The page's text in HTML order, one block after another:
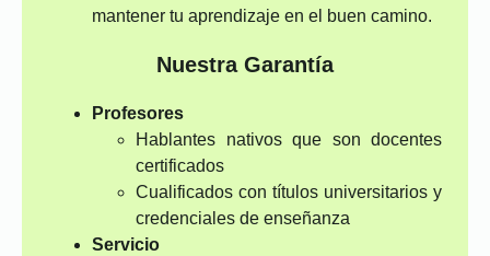
mantener tu aprendizaje en el buen camino.
Nuestra Garantía
Profesores
Hablantes nativos que son docentes
certificados
Cualificados con títulos universitarios y
credenciales de enseñanza
Servicio